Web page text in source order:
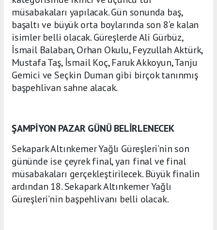
müsabakaları yapılacak. Gün sonunda baş,
başaltı ve büyük orta boylarında son 8’e kalan
isimler belli olacak. Güreşlerde Ali Gürbüz,
İsmail Balaban, Orhan Okulu, Feyzullah Aktürk,
Mustafa Taş, İsmail Koç, Faruk Akkoyun, Tanju
Gemici ve Seçkin Duman gibi birçok tanınmış
başpehlivan sahne alacak.
ŞAMPİYON PAZAR GÜNÜ BELİRLENECEK
Sekapark Altınkemer Yağlı Güreşleri’nin son
gününde ise çeyrek final, yarı final ve final
müsabakaları gerçekleştirilecek. Büyük finalin
ardından 18. Sekapark Altınkemer Yağlı
Güreşleri’nin başpehlivanı belli olacak.